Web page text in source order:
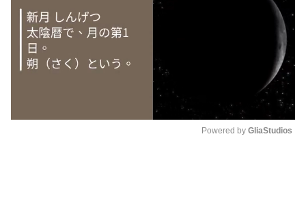
Powered by GliaStudios